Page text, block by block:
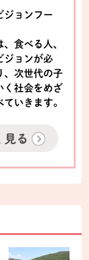
ジョンフー
食べる人、
ジョンが必
、次世代の子
く社会をめざ
いきます。